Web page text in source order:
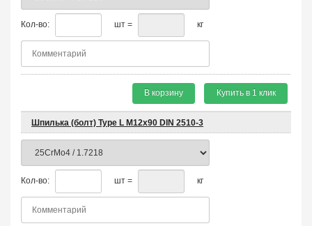
Кол-во: шт = кг
В корзину Купить в 1 клик
Шпилька (болт) Type L М12х90 DIN 2510-3
Кол-во: шт = кг